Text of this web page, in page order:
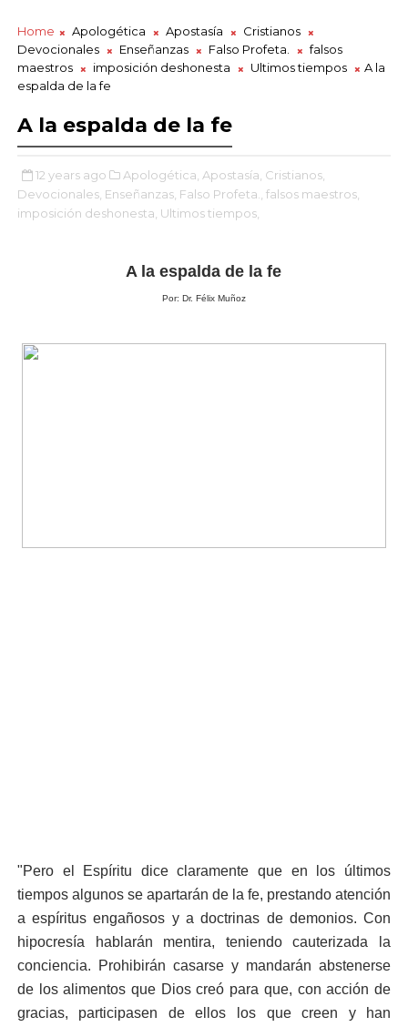
Home Apologética Apostasía
Cristianos
Devocionales
Enseñanzas Falso Profeta.
falsos
maestros
imposición deshonesta Ultimos tiempos
A la
espalda de la fe
A la espalda de la fe
12 years ago Apologética, Apostasía, Cristianos,
Devocionales, Enseñanzas, Falso Profeta.,
falsos maestros,
imposición deshonesta, Ultimos tiempos,
A la espalda de la fe
Por: Dr. Félix Muñoz
"Pero el Espíritu dice claramente que en los últimos
tiempos algunos se apartarán de la fe, prestando atención
a espíritus engañosos y a doctrinas de demonios. Con
hipocresía hablarán mentira, teniendo cauterizada la
conciencia. Prohibirán casarse y mandarán abstenerse
de los alimentos que Dios creó para que, con acción de
gracias, participasen de ellos los que creen y han